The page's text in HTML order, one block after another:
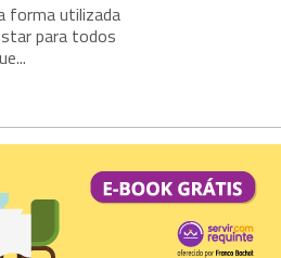
forma utilizada
para todos